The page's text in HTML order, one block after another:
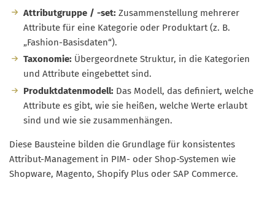
Attributgruppe / -set: Zusammenstellung mehrerer
Attribute für eine Kategorie oder Produktart (z. B.
„Fashion-Basisdaten“).
Taxonomie: Übergeordnete Struktur, in die Kategorien
und Attribute eingebettet sind.
Produktdatenmodell: Das Modell, das definiert, welche
Attribute es gibt, wie sie heißen, welche Werte erlaubt
sind und wie sie zusammenhängen.
Diese Bausteine bilden die Grundlage für konsistentes
Attribut-Management in PIM- oder Shop-Systemen wie
Shopware, Magento, Shopify Plus oder SAP Commerce.